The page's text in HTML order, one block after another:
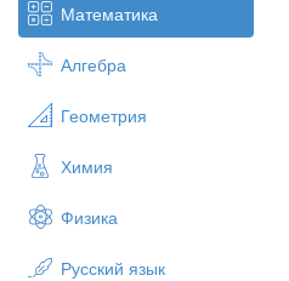
Математика
Алгебра
Геометрия
Химия
Физика
Русский язык